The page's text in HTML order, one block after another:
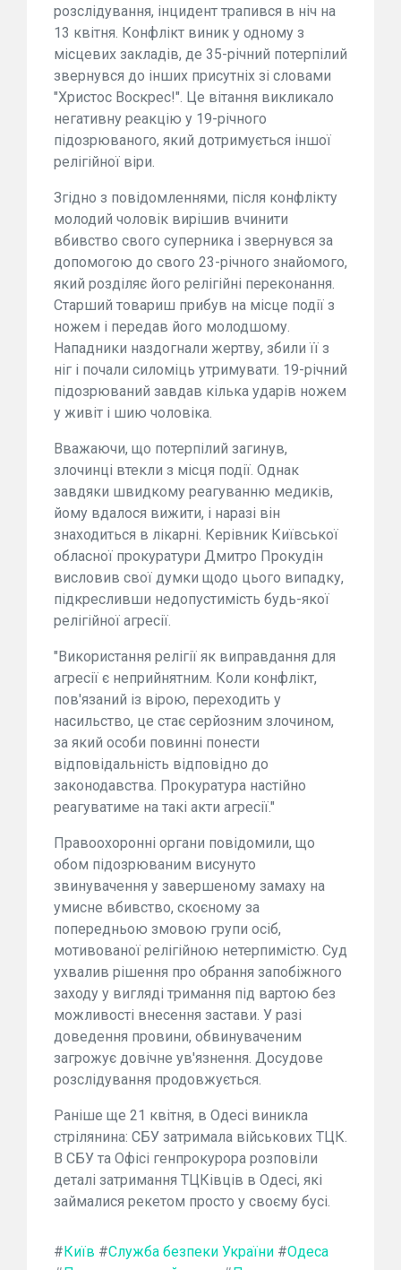
розслідування, інцидент трапився в ніч на
13 квітня. Конфлікт виник у одному з
місцевих закладів, де 35-річний потерпілий
звернувся до інших присутніх зі словами
"Христос Воскрес!". Це вітання викликало
негативну реакцію у 19-річного
підозрюваного, який дотримується іншої
релігійної віри.
Згідно з повідомленнями, після конфлікту
молодий чоловік вирішив вчинити
вбивство свого суперника і звернувся за
допомогою до свого 23-річного знайомого,
який розділяє його релігійні переконання.
Старший товариш прибув на місце події з
ножем і передав його молодшому.
Нападники наздогнали жертву, збили її з
ніг і почали силоміць утримувати. 19-річний
підозрюваний завдав кілька ударів ножем
у живіт і шию чоловіка.
Вважаючи, що потерпілий загинув,
злочинці втекли з місця події. Однак
завдяки швидкому реагуванню медиків,
йому вдалося вижити, і наразі він
знаходиться в лікарні. Керівник Київської
обласної прокуратури Дмитро Прокудін
висловив свої думки щодо цього випадку,
підкресливши недопустимість будь-якої
релігійної агресії.
"Використання релігії як виправдання для
агресії є неприйнятним. Коли конфлікт,
пов'язаний із вірою, переходить у
насильство, це стає серйозним злочином,
за який особи повинні понести
відповідальність відповідно до
законодавства. Прокуратура настійно
реагуватиме на такі акти агресії."
Правоохоронні органи повідомили, що
обом підозрюваним висунуто
звинувачення у завершеному замаху на
умисне вбивство, скоєному за
попередньою змовою групи осіб,
мотивованої релігійною нетерпимістю. Суд
ухвалив рішення про обрання запобіжного
заходу у вигляді тримання під вартою без
можливості внесення застави. У разі
доведення провини, обвинуваченим
загрожує довічне ув'язнення. Досудове
розслідування продовжується.
Раніше ще 21 квітня, в Одесі виникла
стрілянина: СБУ затримала військових ТЦК.
В СБУ та Офісі генпрокурора розповіли
деталі затримання ТЦКівців в Одесі, які
займалися рекетом просто у своєму бусі.
# Київ #Служба безпеки України #Одеса